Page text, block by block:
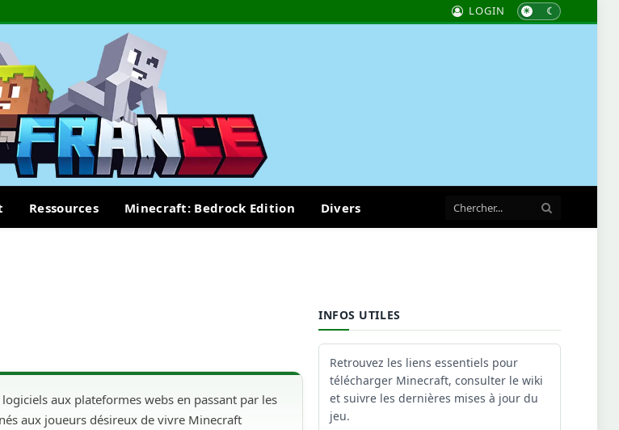
LOGIN
Ressources Minecraft: Bedrock Edition Divers
aux plateformes webs en passant par les
aux joueurs désireux de vivre Minecraft
INFOS UTILES
Retrouvez les liens essentiels pour
télécharger Minecraft, consulter le wiki
et suivre les dernières mises à jour du
jeu.